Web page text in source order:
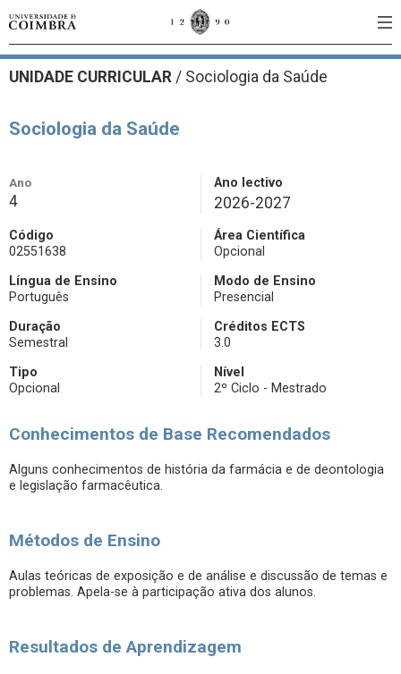
UNIDADE CURRICULAR / Sociologia da Saúde
Sociologia da Saúde
Ano
4
Ano lectivo
2026-2027
Código
02551638
Área Científica
Opcional
Língua de Ensino
Português
Modo de Ensino
Presencial
Duração
Semestral
Créditos ECTS
3.0
Tipo
Opcional
Nível
2º Ciclo - Mestrado
Conhecimentos de Base Recomendados
Alguns conhecimentos de história da farmácia e de deontologia
e legislação farmacêutica.
Métodos de Ensino
Aulas teóricas de exposição e de análise e discussão de temas e
problemas. Apela-se à participação ativa dos alunos.
Resultados de Aprendizagem